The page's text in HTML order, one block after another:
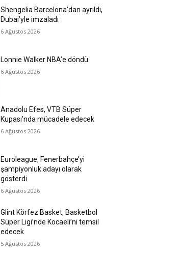
Shengelia Barcelona’dan ayrıldı,
Dubai’yle imzaladı
6 Ağustos 2026
Lonnie Walker NBA’e döndü
6 Ağustos 2026
Anadolu Efes, VTB Süper
Kupası’nda mücadele edecek
6 Ağustos 2026
Euroleague, Fenerbahçe’yi
şampiyonluk adayı olarak
gösterdi
6 Ağustos 2026
Glint Körfez Basket, Basketbol
Süper Ligi’nde Kocaeli’ni temsil
edecek
5 Ağustos 2026